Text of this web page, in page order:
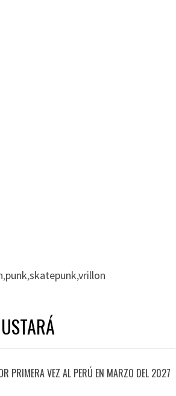
,punk,skatepunk,vrillon
PRIMERA VEZ AL PERÚ EN MARZO DEL 2027